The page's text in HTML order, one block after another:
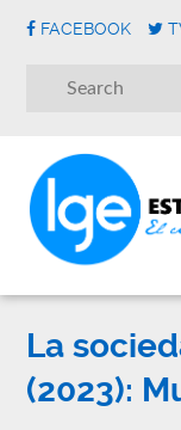
FACEBOOK
La
(2023):